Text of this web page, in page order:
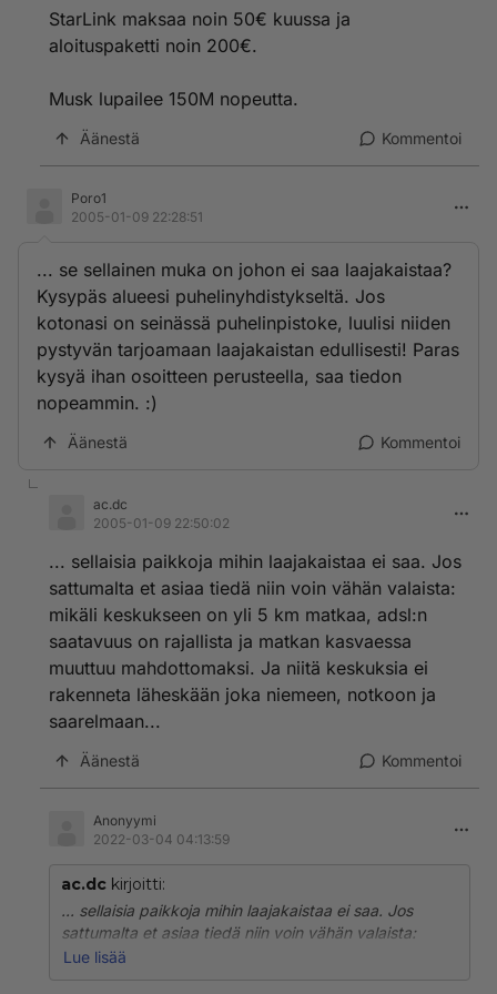
StarLink maksaa noin 50€ kuussa ja
aloituspaketti noin 200€.
Musk lupailee 150M nopeutta.
Äänestä Kommentoi
Poro1
2005-01-09 22:28:51
... se sellainen muka on johon ei saa laajakaistaa?
Kysypäs alueesi puhelinyhdistykseltä. Jos
kotonasi on seinässä puhelinpistoke, luulisi niiden
pystyvän tarjoamaan laajakaistan edullisesti! Paras
kysyä ihan osoitteen perusteella, saa tiedon
nopeammin. :)
Äänestä Kommentoi
ac.dc
2005-01-09 22:50:02
... sellaisia paikkoja mihin laajakaistaa ei saa. Jos
sattumalta et asiaa tiedä niin voin vähän valaista:
mikäli keskukseen on yli 5 km matkaa, adsl:n
saatavuus on rajallista ja matkan kasvaessa
muuttuu mahdottomaksi. Ja niitä keskuksia ei
rakenneta läheskään joka niemeen, notkoon ja
saarelmaan...
Äänestä Kommentoi
Anonyymi
2022-03-04 04:13:59
ac.dc kirjoitti:
... sellaisia paikkoja mihin laajakaistaa ei saa. Jos
sattumalta et asiaa tiedä niin voin vähän valaista:
mikäli keskukseen on yli 5 km matkaa, adsl:n
Lue lisää